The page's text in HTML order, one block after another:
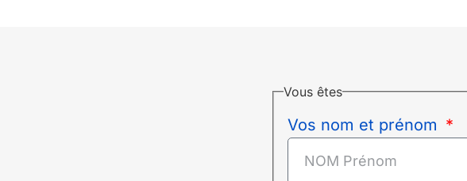
Vous êtes
Vos nom et prénom